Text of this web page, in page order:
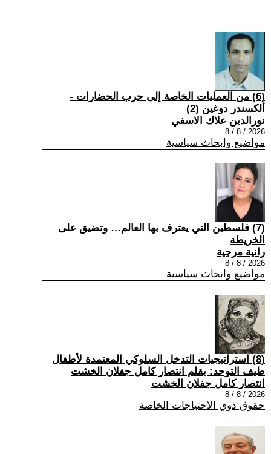
(6) من العمليات الخاصة إلى حرب الحضارات -
ألكسندر دوغين (2)
نورالدين علاك الاسفي
2026 / 8 / 8
مواضيع وابحاث سياسية
(7) فلسطين التي يعترف بها العالم… وتضيق على
الخريطة
رانية مرجية
2026 / 8 / 8
مواضيع وابحاث سياسية
(8) استراتيجيات التدخل السلوكي المعتمدة لأطفال
طيف التوحد: بقلم انتصار كامل جفلان الخشت
انتصار كامل جفلان الخشت
2026 / 8 / 8
حقوق ذوي الاحتياجات الخاصة